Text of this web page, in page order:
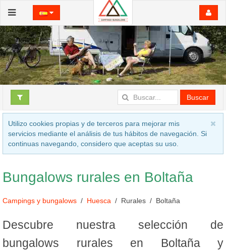
Buscar
Utilizo cookies propias y de terceros para mejorar mis
servicios mediante el análisis de tus hábitos de navegación. Si
continuas navegando, considero que aceptas su uso.
Bungalows rurales en Boltaña
Campings y bungalows Huesca Rurales Boltaña
Descubre nuestra selección de
bungalows rurales en Boltaña y